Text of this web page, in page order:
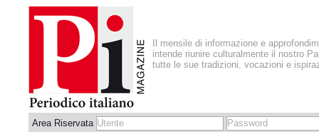
Il mensile di informazione e
intende riunire culturalmente il nostro
tutte le sue tradizioni, vocazioni e
Area Riservata